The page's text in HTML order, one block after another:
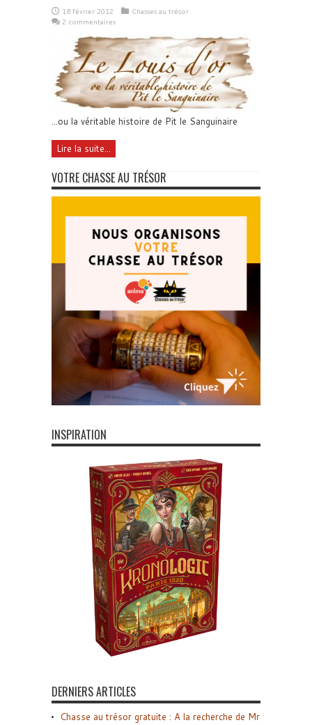
18 février 2012
Chasses au trésor
2 commentaires
...ou la véritable histoire de Pit le Sanguinaire
Lire la suite...
VOTRE CHASSE AU TRÉSOR
INSPIRATION
DERNIERS ARTICLES
Chasse au trésor gratuite : A la recherche de Mr